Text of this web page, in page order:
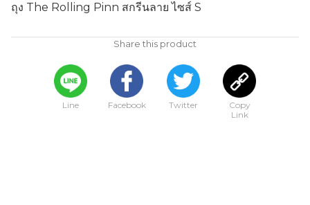
ถุง The Rolling Pinn สกรีนลาย ไซส์ S
Share this product
Line Facebook Twitter
Copy
Link